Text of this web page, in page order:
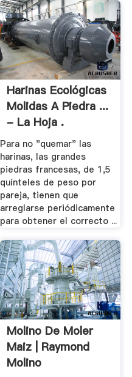
Harinas Ecológicas
Molidas A Piedra ...
- La Hoja .
Para no "quemar" las
harinas, las grandes
piedras francesas, de 1,5
quínteles de peso por
pareja, tienen que
arreglarse periódicamente
para obtener el correcto ...
Molino De Moler
Maiz | Raymond
Molino